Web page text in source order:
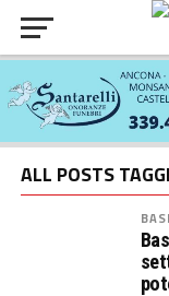
ALL POSTS